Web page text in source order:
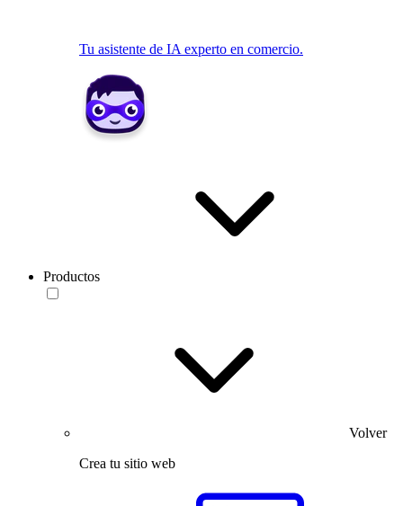
Tu asistente de IA experto en comercio.
Productos
Volver
Crea tu sitio web